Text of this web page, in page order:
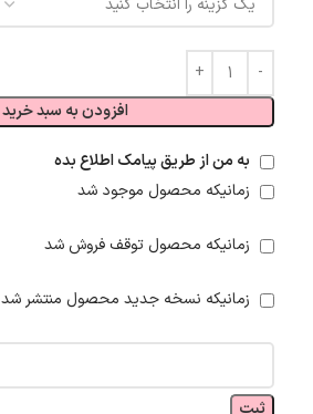
افزودن به سبد خرید
به من از طریق پیامک اطلاع بده
زمانیکه محصول موجود شد
زمانیکه محصول توقف فروش شد
زمانیکه نسخه جدید محصول منتشر شد
ثبت